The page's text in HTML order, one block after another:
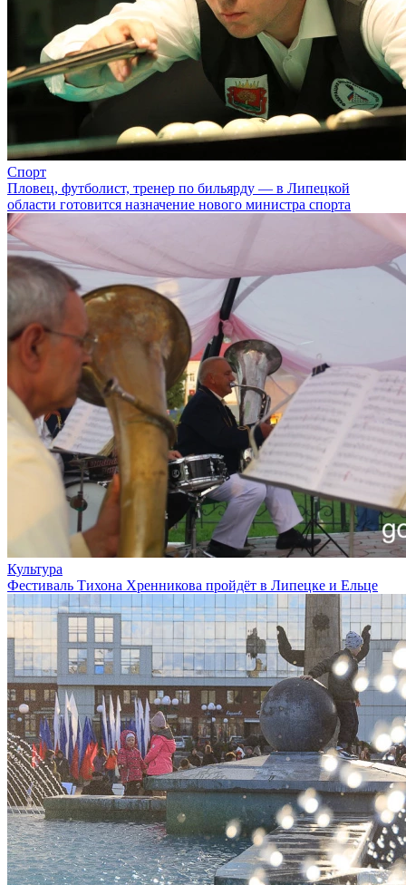
Спорт
Пловец, футболист, тренер по бильярду — в Липецкой
области готовится назначение нового министра спорта
Культура
Фестиваль Тихона Хренникова пройдёт в Липецке и Ельце